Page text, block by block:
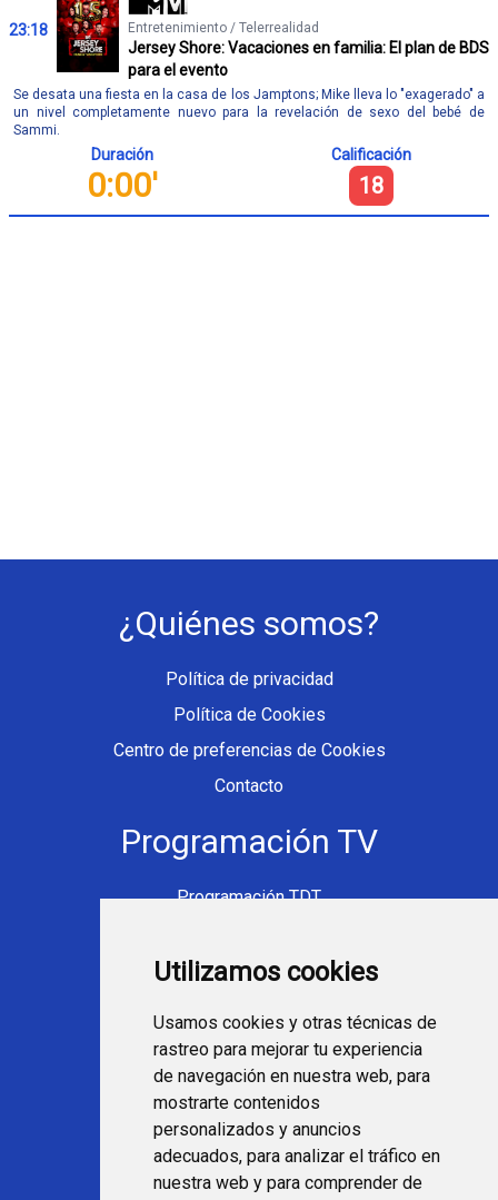
Utilizamos cookies
Usamos cookies y otras técnicas de
rastreo para mejorar tu experiencia
de navegación en nuestra web, para
mostrarte contenidos
personalizados y anuncios
adecuados, para analizar el tráfico en
nuestra web y para comprender de
23:18 Entretenimiento / Telerrealidad
Jersey Shore: Vacaciones en familia: El plan de BDS
para el evento
Se desata una fiesta en la casa de los Jamptons; Mike lleva lo "exagerado" a
un nivel completamente nuevo para la revelación de sexo del bebé de
Sammi.
Duración
0:00'
Calificación
18
¿Quiénes somos?
Política de privacidad
Política de Cookies
Centro de preferencias de Cookies
Contacto
Programación TV
Programación TDT
Ver TV Online
Fútbol en la tele
Programación en TV
Webs Programa TV
programatv.es